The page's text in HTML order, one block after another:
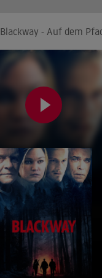
Blackway - Auf dem